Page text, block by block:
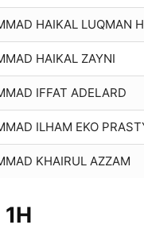
HAIKAL LUQMAN
HAIKAL ZAYNI
IFFAT ADELARD
ILHAM EKO
KHAIRUL AZZAM